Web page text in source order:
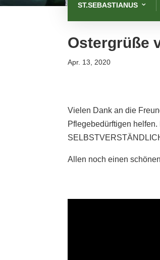
ST.SEBASTIANUS
Ostergrüße
Apr. 13, 2020
Vielen Dank an die
Pflegebedürftigen
Allen noch einen